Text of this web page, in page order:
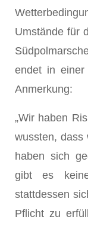
Umstände für
endet in einer
Anmerkung:
„Wir haben
wussten, dass
haben sich
gibt es
stattdessen
Pflicht zu